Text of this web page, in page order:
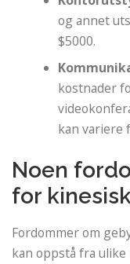
og annet
$5000.
kostnader
kan variere
Noen
for
Fordommer om
kan oppstå fra